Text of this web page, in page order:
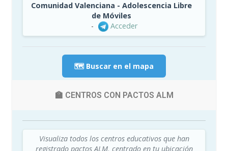
Comunidad Valenciana - Adolescencia Libre
de Móviles
-
Acceder
🗺️ Buscar en el mapa
🏫 CENTROS CON PACTOS ALM
Visualiza todos los centros educativos que han
registrado pactos ALM, centrado en tu ubicación